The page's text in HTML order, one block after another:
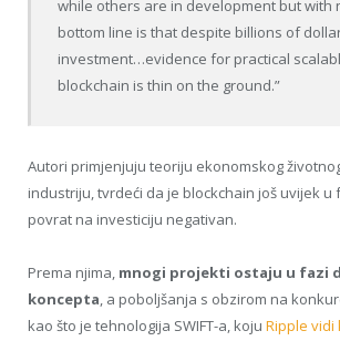
while others are in development but with
bottom line is that despite billions of
investment…evidence for practical
blockchain is thin on the ground.”
Autori primjenjuju teoriju ekonomskog
industriju, tvrdeći da je blockchain još uvijek u
povrat na investiciju negativan.
Prema njima, mnogi projekti ostaju u fazi
koncepta, a poboljšanja s obzirom na
kao što je tehnologija SWIFT-a, koju Ripple vidi